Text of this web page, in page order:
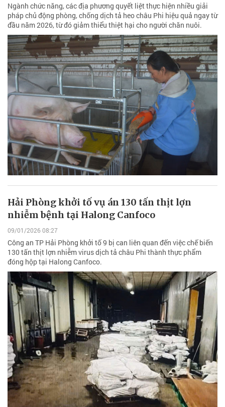
Ngành chức năng, các địa phương quyết liệt thực hiện nhiều giải
pháp chủ động phòng, chống dịch tả heo châu Phi hiệu quả ngay từ
đầu năm 2026, từ đó giảm thiểu thiệt hại cho người chăn nuôi.
Hải Phòng khởi tố vụ án 130 tấn thịt lợn
nhiễm bệnh tại Halong Canfoco
09/01/2026 08:27
Công an TP Hải Phòng khởi tố 9 bị can liên quan đến việc chế biến
130 tấn thịt lợn nhiễm virus dịch tả châu Phi thành thực phẩm
đóng hộp tại Halong Canfoco.